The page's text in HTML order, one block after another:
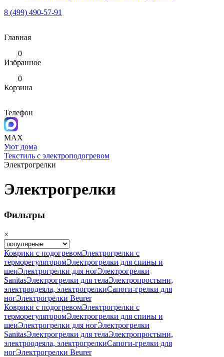
8 (499) 490-57-91
Главная
0
Избранное
0
Корзина
Телефон
MAX
Уют дома
Текстиль с электроподогревом
Электрогрелки
Электрогрелки
Фильтры
×
Коврики с подогревомЭлектрогрелки с
терморегуляторомЭлектрогрелки для спины и
шеиЭлектрогрелки для ногЭлектрогрелки
SanitasЭлектрогрелки для телаЭлектропростыни,
электроодеяла, электрогрелкиСапоги-грелки для
ногЭлектрогрелки Beurer
Коврики с подогревомЭлектрогрелки с
терморегуляторомЭлектрогрелки для спины и
шеиЭлектрогрелки для ногЭлектрогрелки
SanitasЭлектрогрелки для телаЭлектропростыни,
электроодеяла, электрогрелкиСапоги-грелки для
ногЭлектрогрелки Beurer